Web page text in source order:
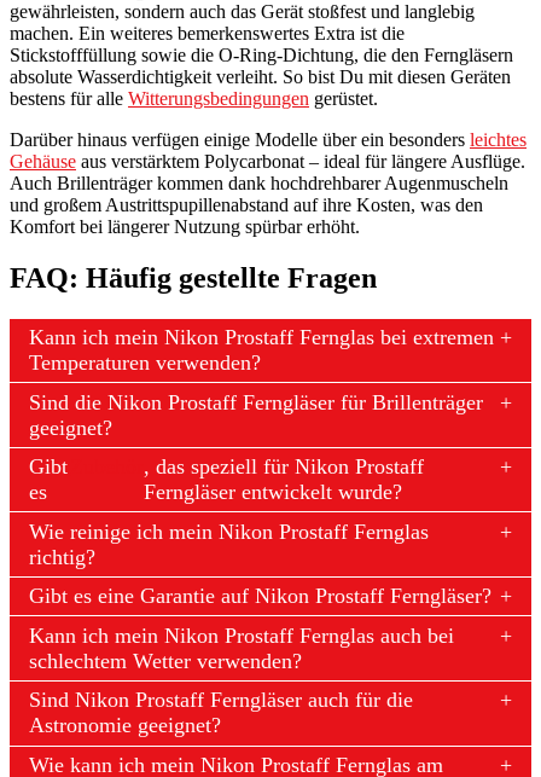
gewährleisten, sondern auch das Gerät stoßfest und langlebig
machen. Ein weiteres bemerkenswertes Extra ist die
Stickstofffüllung sowie die O-Ring-Dichtung, die den Ferngläsern
absolute Wasserdichtigkeit verleiht. So bist Du mit diesen Geräten
bestens für alle Witterungsbedingungen gerüstet.
Darüber hinaus verfügen einige Modelle über ein besonders leichtes
Gehäuse aus verstärktem Polycarbonat – ideal für längere Ausflüge.
Auch Brillenträger kommen dank hochdrehbarer Augenmuscheln
und großem Austrittspupillenabstand auf ihre Kosten, was den
Komfort bei längerer Nutzung spürbar erhöht.
FAQ: Häufig gestellte Fragen
Kann ich mein Nikon Prostaff Fernglas bei extremen
Temperaturen verwenden?
Sind die Nikon Prostaff Ferngläser für Brillenträger
geeignet?
Gibt
es
, das speziell für Nikon Prostaff
Ferngläser entwickelt wurde?
Wie reinige ich mein Nikon Prostaff Fernglas
richtig?
Gibt es eine Garantie auf Nikon Prostaff Ferngläser?
Kann ich mein Nikon Prostaff Fernglas auch bei
schlechtem Wetter verwenden?
Sind Nikon Prostaff Ferngläser auch für die
Astronomie geeignet?
Wie kann ich mein Nikon Prostaff Fernglas am